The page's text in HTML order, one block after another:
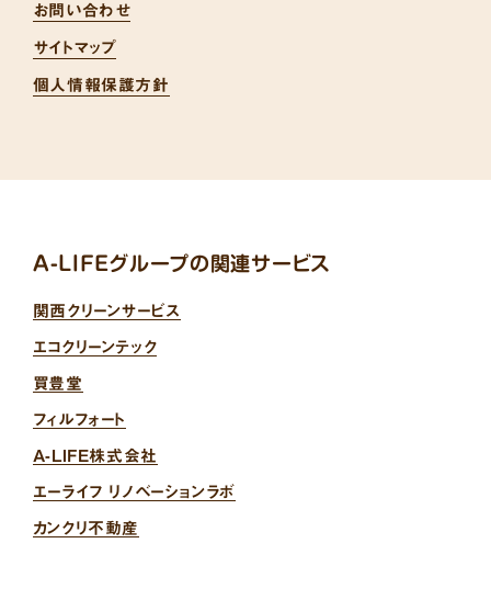
お問い合わせ
サイトマップ
個人情報保護方針
A-LIFEグループの関連サービス
関西クリーンサービス
エコクリーンテック
買豊堂
フィルフォート
A-LIFE株式会社
エーライフ リノベーションラボ
カンクリ不動産